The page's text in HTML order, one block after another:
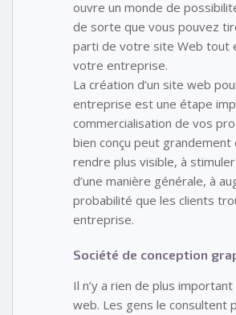
ouvre un monde de
de sorte que vous pouvez
parti de votre site Web tout
votre entreprise.
La création d’un site web
entreprise est une étape
commercialisation de vos
bien conçu peut grandement
rendre plus visible, à
d’une manière générale, à
probabilité que les clients
entreprise.
Société de conception
Il n’y a rien de plus
web. Les gens le consultent